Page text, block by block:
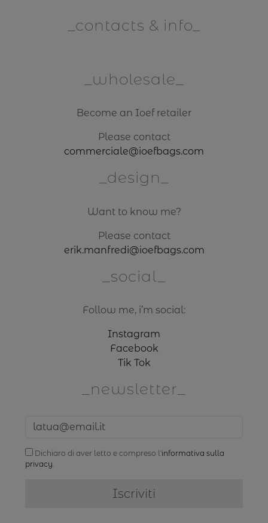
contacts & info
wholesale
Become an Ioef retailer
Please contact
commerciale@ioefbags.com
design
Want to know me?
Please contact
erik.manfredi@ioefbags.com
social
Follow me, i’m social:
Instagram
Facebook
Tik Tok
newsletter
Dichiaro di aver letto e compreso l'informativa sulla
privacy.